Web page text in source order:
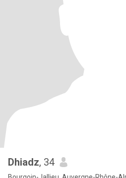
Dhiadz, 34